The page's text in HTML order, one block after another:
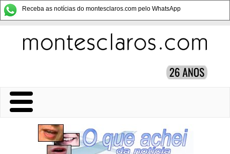
Receba as notícias do montesclaros.com pelo WhatsApp